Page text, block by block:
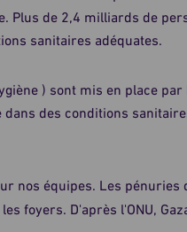
Plus de 2,4 milliards de
sanitaires adéquates.
) sont mis en place par
des conditions
nos équipes. Les
foyers. D'après l'ONU,